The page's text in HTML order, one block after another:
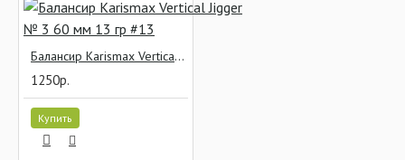
Балансир Karismax Vertical Jigger № 3 60 мм 13 гр #13
1250р.
Купить